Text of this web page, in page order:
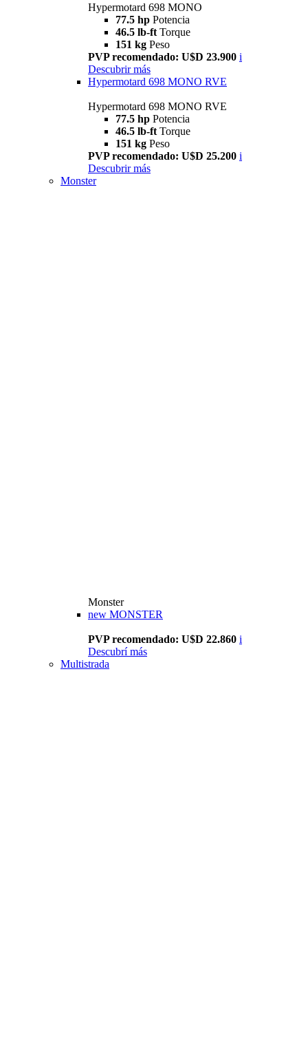
Hypermotard 698 MONO
77.5 hp Potencia
46.5 lb-ft Torque
151 kg Peso
PVP recomendado: U$D 23.900 i
Descubrir más
Hypermotard 698 MONO RVE
Hypermotard 698 MONO RVE
77.5 hp Potencia
46.5 lb-ft Torque
151 kg Peso
PVP recomendado: U$D 25.200 i
Descubrir más
Monster
Monster
new MONSTER
PVP recomendado: U$D 22.860 i
Descubrí más
Multistrada